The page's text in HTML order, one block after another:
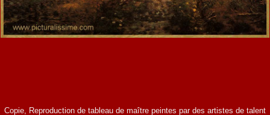
Copie, Reproduction de tableau de maître peintes par des artistes de talent